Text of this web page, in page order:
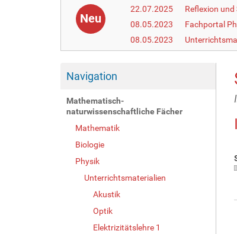
Neu
22.07.2025
Reflexion und
08.05.2023
Fachportal
08.05.2023
Navigation
Mathematisch-
naturwissenschaftliche Fächer
Mathematik
Biologie
Physik
Unterrichtsmaterialien
Akustik
Optik
Elektrizitätslehre 1